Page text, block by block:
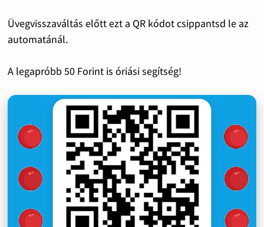
Üvegvisszaváltás előtt ezt a QR kódot csippantsd le az
automatánál.
A legapróbb 50 Forint is óriási segítség!